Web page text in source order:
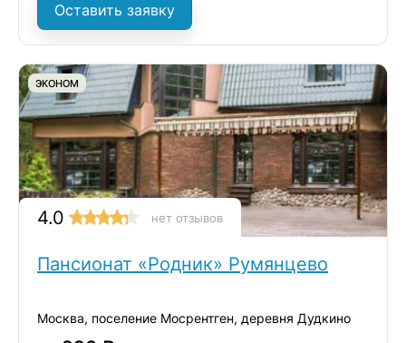
Оставить заявку
ЭКОНОМ
4.0 нет отзывов
Пансионат «Родник» Румянцево
Москва, поселение Мосрентген, деревня Дудкино